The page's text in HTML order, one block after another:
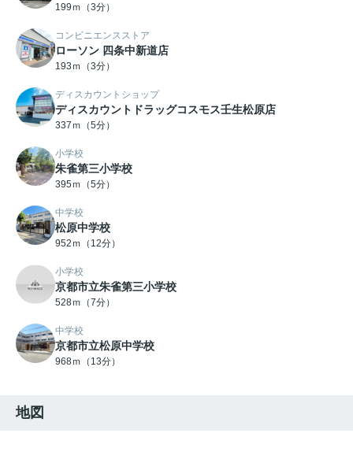
199ｍ（3分）
コンビニエンスストア
ローソン 四条中新道店
193ｍ（3分）
ディスカウントショップ
ディスカウントドラッグコスモス壬生松原店
337ｍ（5分）
小学校
朱雀第三小学校
395ｍ（5分）
中学校
松原中学校
952ｍ（12分）
小学校
京都市立朱雀第三小学校
528ｍ（7分）
中学校
京都市立松原中学校
968ｍ（13分）
地図